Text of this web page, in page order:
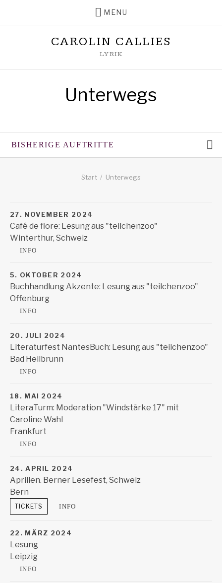
MENU
CAROLIN CALLIES
LYRIK
Unterwegs
SHOWS MENU
BISHERIGE AUFTRITTE
Start Unterwegs
27. NOVEMBER 2024
Café de flore: Lesung aus "teilchenzoo"
Winterthur, Schweiz
Osteria del fiore
INFO
5. OKTOBER 2024
Buchhandlung Akzente: Lesung aus "teilchenzoo"
Offenburg
Buchhandlung Akzente
INFO
20. JULI 2024
Literaturfest NantesBuch: Lesung aus "teilchenzoo"
Bad Heilbrunn
Langes Haus der Stiftung Kunst und Natur
INFO
18. MAI 2024
LiteraTurm: Moderation "Windstärke 17" mit
Caroline Wahl
Frankfurt
Kunstverein Familie Montez
INFO
24. APRIL 2024
Aprillen. Berner Lesefest, Schweiz
Bern
Schlachthaus Theater
TICKETS INFO
22. MÄRZ 2024
Lesung
Leipzig
KUBLeipzig
INFO